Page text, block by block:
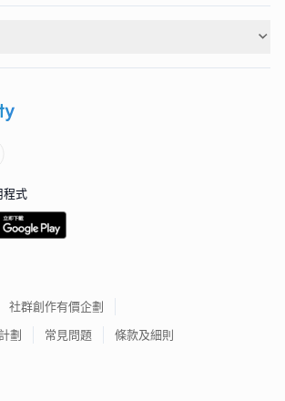
式
社群創作有價企劃
劃
常見問題 條款及細則